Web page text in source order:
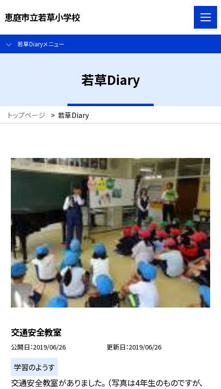
恵庭市立若草小学校
若草Diaryメニュー
若草Diary
トップページ > 若草Diary
交通安全教室
公開日 2019/06/26 更新日 2019/06/26
学習のようす
交通安全教室がありました。 （写真は4年生のものですが、